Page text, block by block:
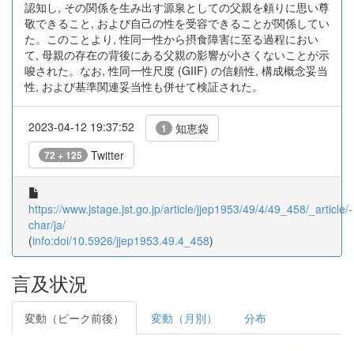
認知し, その関係を生み出す源泉としての父親を頼りに思い尊
敬できること, および自己の性を受容できることが関係してい
た。このことより, 性同一性から摂食障害に至る過程におい
て, 母親の存在の背後にある父親の影響が小さくないことが示
唆された。なお, 性同一性尺度 (GIIF) の信頼性, 構成概念妥当
性, および基準関連妥当性も併せて検証された。
2023-04-12 19:37:52 1 知恵袋
72 + 125 Twitter
https://www.jstage.jst.go.jp/article/jjep1953/49/4/49_458/_article/-
char/ja/
(info:doi/10.5926/jjep1953.49.4_458)
言及状況
変動（ピーク前後） 変動（月別） 分布